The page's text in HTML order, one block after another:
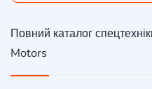
Повний каталог
Motors